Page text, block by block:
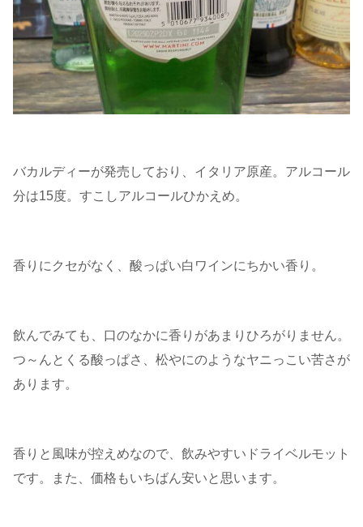
バカルディーが発売しており、イタリア原産。アルコール
分は15度。すこしアルコールひかえめ。
香りにクセがなく、酸っぱい白ワインにちかい香り。
飲んでみても、口のなかに香りがあまりひろがりません。
つ～んとくる酸っぱさ、松やにのようなヤニっこい苦さが
あります。
香りと風味が控えめなので、飲みやすいドライベルモット
です。また、価格もいちばん安いと思います。